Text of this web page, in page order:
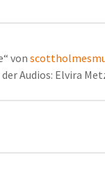
von
Audios: Elvira